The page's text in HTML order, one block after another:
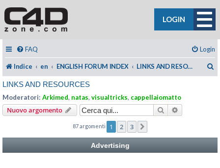
LOGIN
FAQ Login
Indice en ENGLISH FORUM INDEX LINKS AND RESOURCES
LINKS AND RESOURCES
Moderatori: Arkimed, natas, visualtricks, cappellaiomatto
Nuovo argomento Cerca
87 argomenti 1 2 3
Advertising